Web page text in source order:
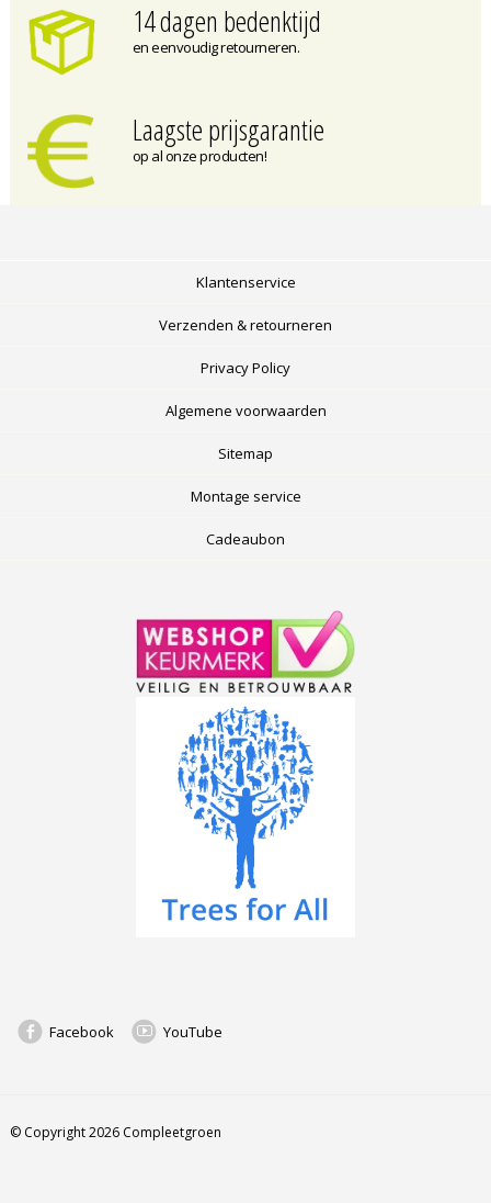
14 dagen bedenktijd
en eenvoudig retourneren.
Laagste prijsgarantie
op al onze producten!
Klantenservice
Verzenden & retourneren
Privacy Policy
Algemene voorwaarden
Sitemap
Montage service
Cadeaubon
Facebook YouTube
© Copyright 2026 Compleetgroen